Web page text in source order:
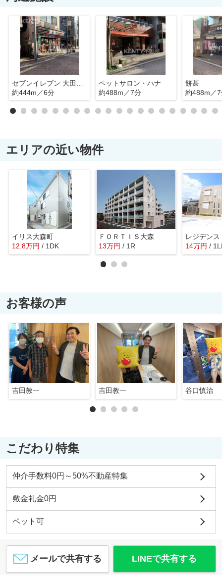
約444m／6分
ペットサロン・ハナ
約488m／7分
餅甚
約488m／
エリアの近い物件
イリス大森町
12.8万円 / 1DK
ＦＯＲＴＩＳ大森
13万円 / 1R
レジデン
14万円 /
お客様の声
吉田教一 吉田教一 谷口慎治
こだわり特集
仲介手数料0円～50%不動産特集
敷金礼金0円
ペット可
メールで共有する LINEで共有する